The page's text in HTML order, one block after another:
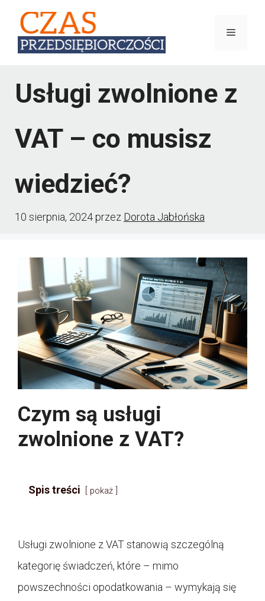
Przejdź
treści
Menu
Usługi zwolnione z
VAT – co musisz
wiedzieć?
10 sierpnia, 2024przez Dorota Jabłońska
Czym są usługi
zwolnione z VAT?
Spis treści pokaż
Usługi zwolnione z VAT stanowią szczególną
kategorię świadczeń, które – mimo
powszechności opodatkowania – wymykają się